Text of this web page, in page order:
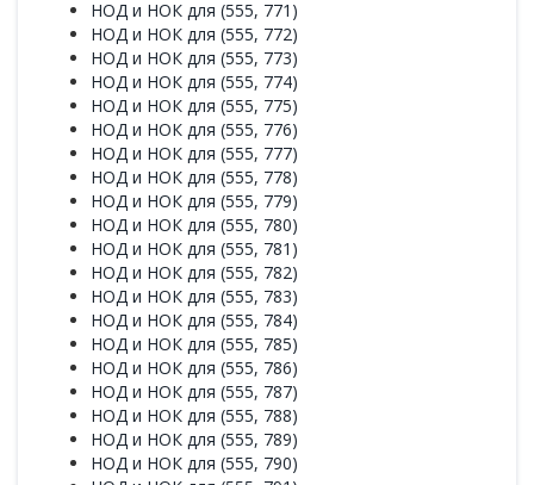
НОД и НОК для (555, 771)
НОД и НОК для (555, 772)
НОД и НОК для (555, 773)
НОД и НОК для (555, 774)
НОД и НОК для (555, 775)
НОД и НОК для (555, 776)
НОД и НОК для (555, 777)
НОД и НОК для (555, 778)
НОД и НОК для (555, 779)
НОД и НОК для (555, 780)
НОД и НОК для (555, 781)
НОД и НОК для (555, 782)
НОД и НОК для (555, 783)
НОД и НОК для (555, 784)
НОД и НОК для (555, 785)
НОД и НОК для (555, 786)
НОД и НОК для (555, 787)
НОД и НОК для (555, 788)
НОД и НОК для (555, 789)
НОД и НОК для (555, 790)